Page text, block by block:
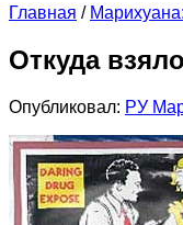
Главная /
Откуда
Опубликовал: РУ